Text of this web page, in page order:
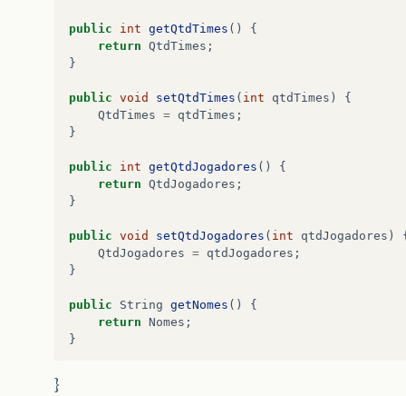
public int getQtdTimes ()
{
return QtdTimes ;
}
public void setQtdTimes ( int qtdTimes )
{
QtdTimes = qtdTimes ;
}
public int getQtdJogadores ()
{
return QtdJogadores ;
}
public void setQtdJogadores ( int qtdJogadores )
QtdJogadores = qtdJogadores ;
}
public String getNomes ()
{
return Nomes ;
}
}